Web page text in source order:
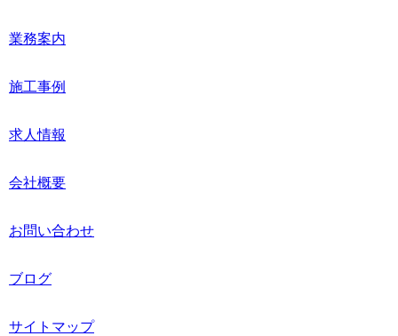
業務案内
施工事例
求人情報
会社概要
お問い合わせ
ブログ
サイトマップ